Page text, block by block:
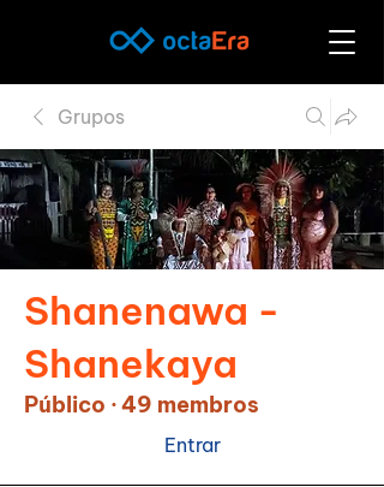
Grupos
Shanenawa -
Shanekaya
Público ·49 membros
Entrar